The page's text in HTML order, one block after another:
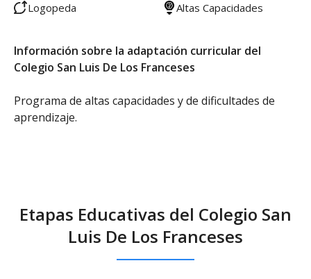
Logopeda
Altas Capacidades
Información sobre la adaptación curricular del
Colegio San Luis De Los Franceses
Programa de altas capacidades y de dificultades de
aprendizaje.
Etapas Educativas del Colegio San
Luis De Los Franceses